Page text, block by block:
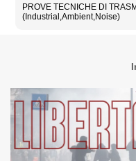
PROVE TECNICHE DI
(Industrial,Ambient,Noise)